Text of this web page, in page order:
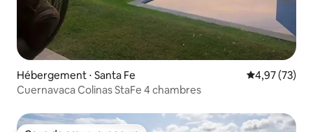
Hébergement ⋅ Santa Fe Évaluation
4,97 (73)
Cuernavaca Colinas StaFe 4 chambres